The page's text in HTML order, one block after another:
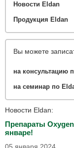
Новости Eldan
Продукция Eldan
Вы можете
на консультацию
на семинар по
Новости Eldan:
Препараты
январе!